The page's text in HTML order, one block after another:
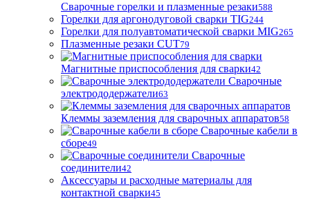
Сварочные горелки и плазменные резаки588
Горелки для аргонодуговой сварки TIG244
Горелки для полуавтоматической сварки MIG265
Плазменные резаки CUT79
Магнитные приспособления для сварки42
Сварочные
электрододержатели63
Клеммы заземления для сварочных аппаратов58
Сварочные кабели в
сборе49
Сварочные
соединители42
Аксессуары и расходные материалы для
контактной сварки45